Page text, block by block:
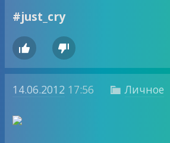
#just_cry
 
14.06.2012 17:56  Личное